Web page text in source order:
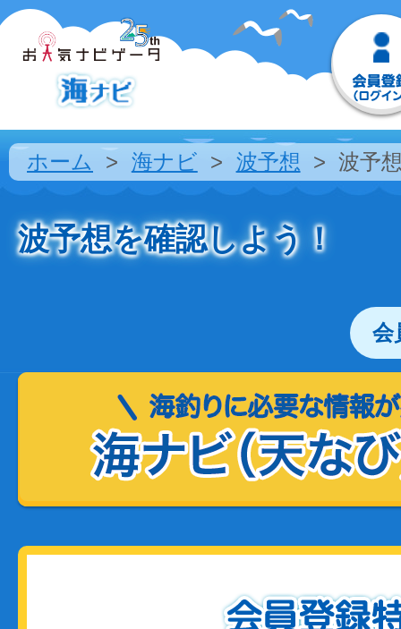
ホーム 海ナビ 波予想 波予
波予想を確認しよう！
会